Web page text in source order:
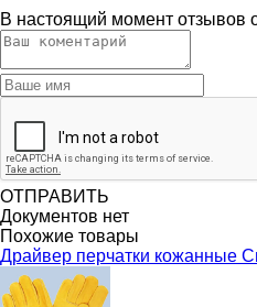
В настоящий момент отзывов
ОТПРАВИТЬ
Документов нет
Похожие товары
Драйвер перчатки кожанные